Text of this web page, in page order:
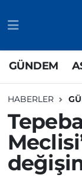
GÜNDEM
HABERLER
SPOR
SİYASET
SİYASET
SPOR
TFF
Tüm